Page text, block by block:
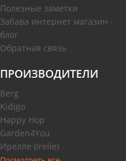
Полезные заметки
Забава интернет магазин -
блог
Обратная связь
ПРОИЗВОДИТЕЛИ
Berg
Kidigo
Happy Hop
Garden4You
Ирелле (Irelle)